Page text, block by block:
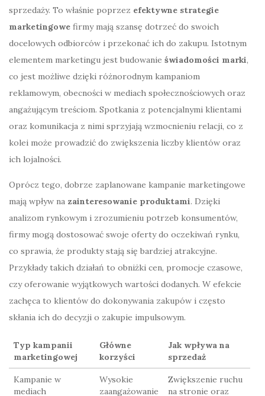
sprzedaży. To właśnie poprzez efektywne strategie
marketingowe firmy mają szansę dotrzeć do swoich
docelowych odbiorców i przekonać ich do zakupu. Istotnym
elementem marketingu jest budowanie świadomości marki,
co jest możliwe dzięki różnorodnym kampaniom
reklamowym, obecności w mediach społecznościowych oraz
angażującym treściom. Spotkania z potencjalnymi klientami
oraz komunikacja z nimi sprzyjają wzmocnieniu relacji, co z
kolei może prowadzić do zwiększenia liczby klientów oraz
ich lojalności.
Oprócz tego, dobrze zaplanowane kampanie marketingowe
mają wpływ na zainteresowanie produktami. Dzięki
analizom rynkowym i zrozumieniu potrzeb konsumentów,
firmy mogą dostosować swoje oferty do oczekiwań rynku,
co sprawia, że produkty stają się bardziej atrakcyjne.
Przykłady takich działań to obniżki cen, promocje czasowe,
czy oferowanie wyjątkowych wartości dodanych. W efekcie
zachęca to klientów do dokonywania zakupów i często
skłania ich do decyzji o zakupie impulsowym.
Typ kampanii
marketingowej
Główne
korzyści
Jak wpływa na
sprzedaż
Kampanie w
mediach
Wysokie
zaangażowanie
Zwiększenie ruchu
na stronie oraz